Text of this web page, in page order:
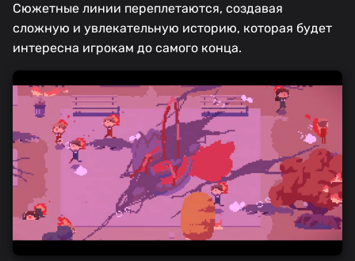
Сюжетные линии переплетаются, создавая
сложную и увлекательную историю, которая будет
интересна игрокам до самого конца.